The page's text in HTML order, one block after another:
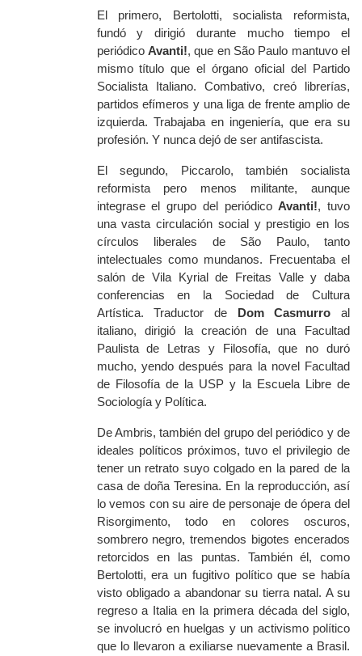
El primero, Bertolotti, socialista reformista,
fundó y dirigió durante mucho tiempo el
periódico Avanti!, que en São Paulo mantuvo el
mismo título que el órgano oficial del Partido
Socialista Italiano. Combativo, creó librerías,
partidos efímeros y una liga de frente amplio de
izquierda. Trabajaba en ingeniería, que era su
profesión. Y nunca dejó de ser antifascista.
El segundo, Piccarolo, también socialista
reformista pero menos militante, aunque
integrase el grupo del periódicoAvanti!, tuvo
una vasta circulación social y prestigio en los
círculos liberales de São Paulo, tanto
intelectuales como mundanos. Frecuentaba el
salón de Vila Kyrial de Freitas Valle y daba
conferencias en la Sociedad de Cultura
Artística. Traductor de Dom Casmurro al
italiano, dirigió la creación de una Facultad
Paulista de Letras y Filosofía, que no duró
mucho, yendo después para la novel Facultad
de Filosofía de la USP y la Escuela Libre de
Sociología y Política.
De Ambris, también del grupo del periódico y de
ideales políticos próximos, tuvo el privilegio de
tener un retrato suyo colgado en la pared de la
casa de doña Teresina. En la reproducción, así
lo vemos con su aire de personaje de ópera del
Risorgimento, todo en colores oscuros,
sombrero negro, tremendos bigotes encerados
retorcidos en las puntas. También él, como
Bertolotti, era un fugitivo político que se había
visto obligado a abandonar su tierra natal. A su
regreso a Italia en la primera década del siglo,
se involucró en huelgas y un activismo político
que lo llevaron a exiliarse nuevamente a Brasil.